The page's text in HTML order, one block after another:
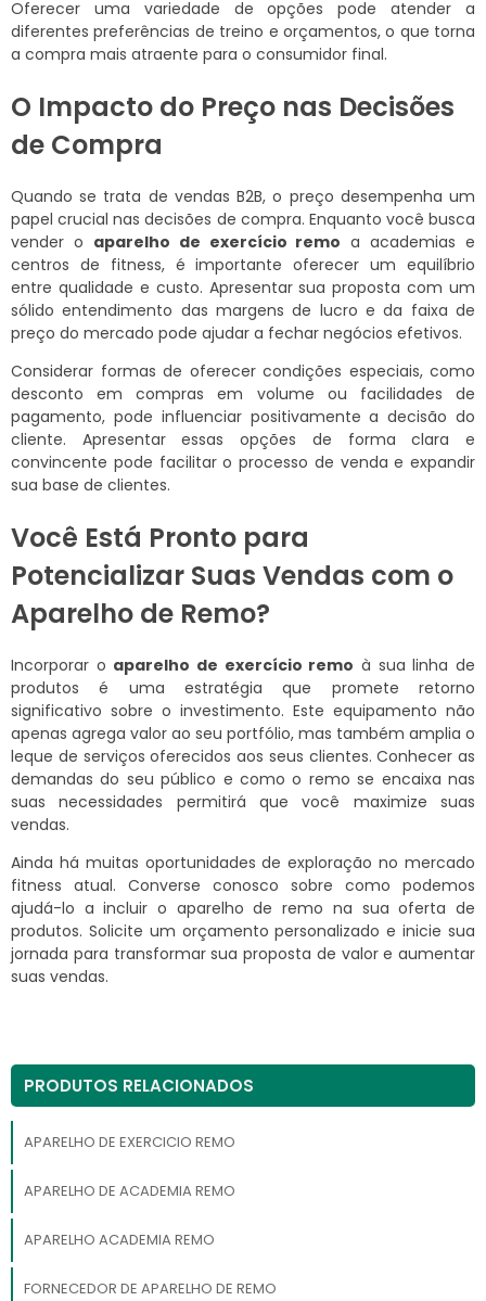
Oferecer uma variedade de opções pode atender a
diferentes preferências de treino e orçamentos, o que torna
a compra mais atraente para o consumidor final.
O Impacto do Preço nas Decisões
de Compra
Quando se trata de vendas B2B, o preço desempenha um
papel crucial nas decisões de compra. Enquanto você busca
vender o aparelho de exercício remo a academias e
centros de fitness, é importante oferecer um equilíbrio
entre qualidade e custo. Apresentar sua proposta com um
sólido entendimento das margens de lucro e da faixa de
preço do mercado pode ajudar a fechar negócios efetivos.
Considerar formas de oferecer condições especiais, como
desconto em compras em volume ou facilidades de
pagamento, pode influenciar positivamente a decisão do
cliente. Apresentar essas opções de forma clara e
convincente pode facilitar o processo de venda e expandir
sua base de clientes.
Você Está Pronto para
Potencializar Suas Vendas com o
Aparelho de Remo?
Incorporar o aparelho de exercício remo à sua linha de
produtos é uma estratégia que promete retorno
significativo sobre o investimento. Este equipamento não
apenas agrega valor ao seu portfólio, mas também amplia o
leque de serviços oferecidos aos seus clientes. Conhecer as
demandas do seu público e como o remo se encaixa nas
suas necessidades permitirá que você maximize suas
vendas.
Ainda há muitas oportunidades de exploração no mercado
fitness atual. Converse conosco sobre como podemos
ajudá-lo a incluir o aparelho de remo na sua oferta de
produtos. Solicite um orçamento personalizado e inicie sua
jornada para transformar sua proposta de valor e aumentar
suas vendas.
PRODUTOS RELACIONADOS
APARELHO DE EXERCICIO REMO
APARELHO DE ACADEMIA REMO
APARELHO ACADEMIA REMO
FORNECEDOR DE APARELHO DE REMO